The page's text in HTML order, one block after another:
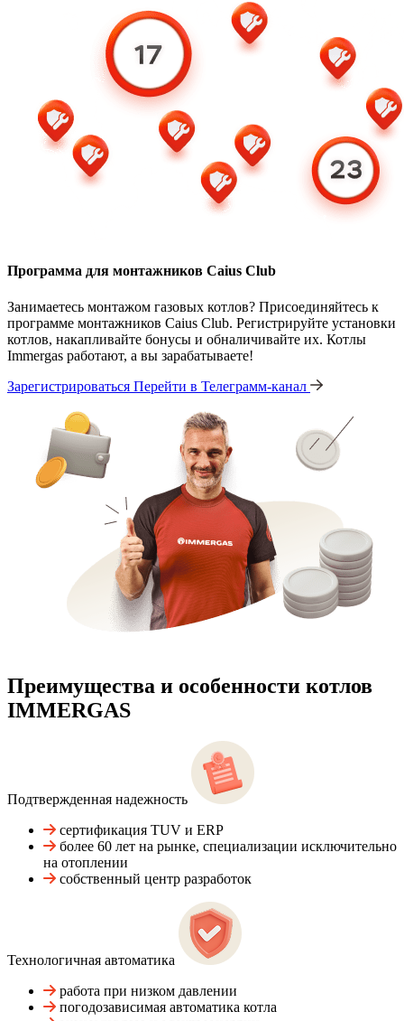
Программа для монтажников Caius Club
Занимаетесь монтажом газовых котлов? Присоединяйтесь к
программе монтажников Caius Club. Регистрируйте установки
котлов, накапливайте бонусы и обналичивайте их. Котлы
Immergas работают, а вы зарабатываете!
Зарегистрироваться Перейти в Телеграмм-канал
Преимущества и особенности котлов
IMMERGAS
Подтвержденная надежность
сертификация TUV и ERP
более 60 лет на рынке, специализации исключительно
на отоплении
собственный центр разработок
Технологичная автоматика
работа при низком давлении
погодозависимая автоматика котла